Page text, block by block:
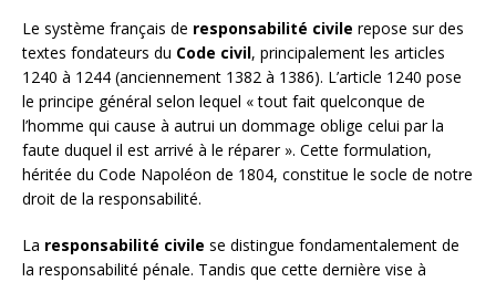
Le système français de responsabilité civile repose sur des
textes fondateurs du Code civil, principalement les articles
1240 à 1244 (anciennement 1382 à 1386). L’article 1240 pose
le principe général selon lequel « tout fait quelconque de
l’homme qui cause à autrui un dommage oblige celui par la
faute duquel il est arrivé à le réparer ». Cette formulation,
héritée du Code Napoléon de 1804, constitue le socle de notre
droit de la responsabilité.
La responsabilité civile se distingue fondamentalement de
la responsabilité pénale. Tandis que cette dernière vise à